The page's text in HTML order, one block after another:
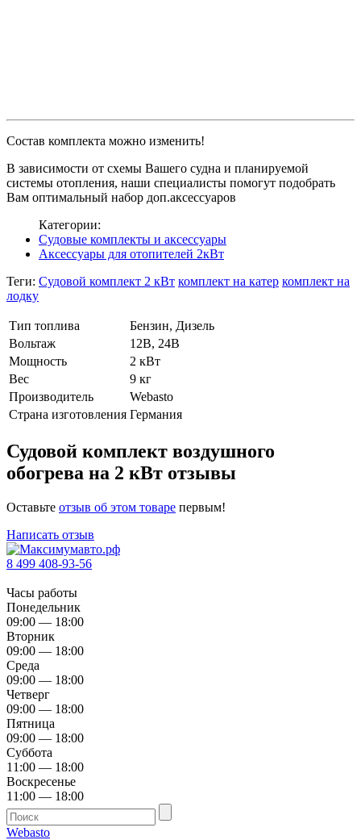
Состав комплекта можно изменить!
В зависимости от схемы Вашего судна и планируемой
системы отопления, наши специалисты помогут подобрать
Вам оптимальный набор доп.аксессуаров
Категории:
Судовые комплекты и аксессуары
Аксессуары для отопителей 2кВт
Теги: Судовой комплект 2 кВт комплект на катер комплект на
лодку
Тип топлива
Бензин, Дизель
Вольтаж
12В, 24В
Мощность
2 кВт
Вес
9 кг
Производитель
Webasto
Страна изготовления Германия
Судовой комплект воздушного
обогрева на 2 кВт отзывы
Оставьте отзыв об этом товаре первым!
Написать отзыв
8 499 408-93-56
Часы работы
Понедельник
09:00 — 18:00
Вторник
09:00 — 18:00
Среда
09:00 — 18:00
Четверг
09:00 — 18:00
Пятница
09:00 — 18:00
Суббота
11:00 — 18:00
Воскресенье
11:00 — 18:00
Webasto